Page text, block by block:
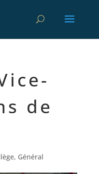
de
, Général